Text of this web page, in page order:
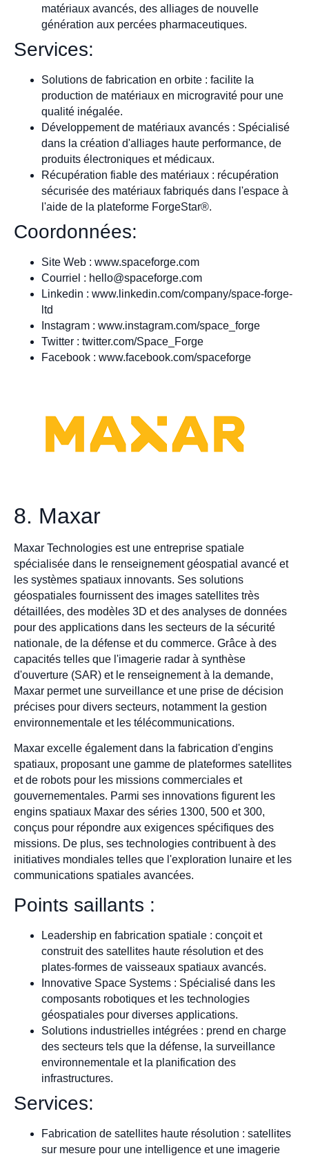
matériaux avancés, des alliages de nouvelle
génération aux percées pharmaceutiques.
Services:
Solutions de fabrication en orbite : facilite la
production de matériaux en microgravité pour une
qualité inégalée.
Développement de matériaux avancés : Spécialisé
dans la création d'alliages haute performance, de
produits électroniques et médicaux.
Récupération fiable des matériaux : récupération
sécurisée des matériaux fabriqués dans l'espace à
l'aide de la plateforme ForgeStar®.
Coordonnées:
Site Web : www.spaceforge.com
Courriel : hello@spaceforge.com
Linkedin : www.linkedin.com/company/space-forge-
ltd
Instagram : www.instagram.com/space_forge
Twitter : twitter.com/Space_Forge
Facebook : www.facebook.com/spaceforge
8. Maxar
Maxar Technologies est une entreprise spatiale
spécialisée dans le renseignement géospatial avancé et
les systèmes spatiaux innovants. Ses solutions
géospatiales fournissent des images satellites très
détaillées, des modèles 3D et des analyses de données
pour des applications dans les secteurs de la sécurité
nationale, de la défense et du commerce. Grâce à des
capacités telles que l'imagerie radar à synthèse
d'ouverture (SAR) et le renseignement à la demande,
Maxar permet une surveillance et une prise de décision
précises pour divers secteurs, notamment la gestion
environnementale et les télécommunications.
Maxar excelle également dans la fabrication d'engins
spatiaux, proposant une gamme de plateformes satellites
et de robots pour les missions commerciales et
gouvernementales. Parmi ses innovations figurent les
engins spatiaux Maxar des séries 1300, 500 et 300,
conçus pour répondre aux exigences spécifiques des
missions. De plus, ses technologies contribuent à des
initiatives mondiales telles que l'exploration lunaire et les
communications spatiales avancées.
Points saillants :
Leadership en fabrication spatiale : conçoit et
construit des satellites haute résolution et des
plates-formes de vaisseaux spatiaux avancés.
Innovative Space Systems : Spécialisé dans les
composants robotiques et les technologies
géospatiales pour diverses applications.
Solutions industrielles intégrées : prend en charge
des secteurs tels que la défense, la surveillance
environnementale et la planification des
infrastructures.
Services:
Fabrication de satellites haute résolution : satellites
sur mesure pour une intelligence et une imagerie